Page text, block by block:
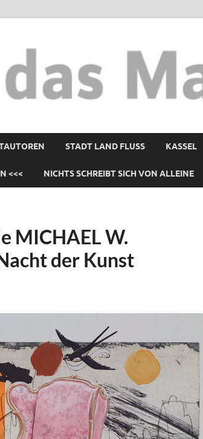
STADT LAND FLUSS KASSEL
<<< NICHTS SCHREIBT SICH VON ALLEINE
MICHAEL W.
der Kunst